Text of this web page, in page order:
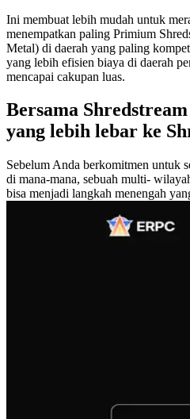
Ini membuat lebih mudah untuk
menempatkan paling Primium
Metal) di daerah yang paling
yang lebih efisien biaya di daerah
mencapai cakupan luas.
Bersama
yang lebih lebar ke
Sebelum Anda berkomitmen untuk
di mana-mana, sebuah multi-
bisa menjadi langkah menengah